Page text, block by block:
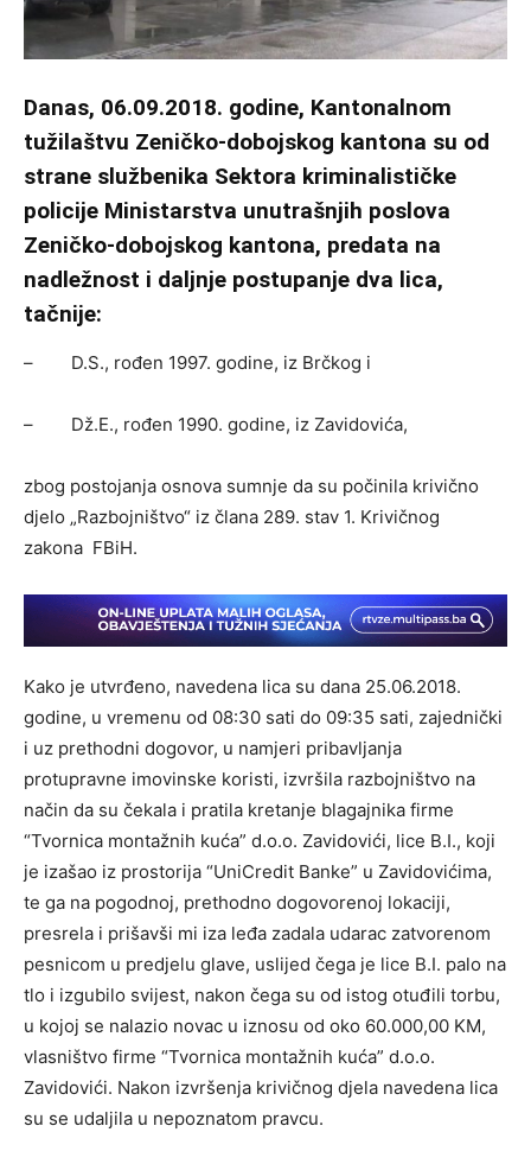
Danas, 06.09.2018. godine, Kantonalnom
tužilaštvu Zeničko-dobojskog kantona su od
strane službenika Sektora kriminalističke
policije Ministarstva unutrašnjih poslova
Zeničko-dobojskog kantona, predata na
nadležnost i daljnje postupanje dva lica,
tačnije:
– D.S., rođen 1997. godine, iz Brčkog i
– Dž.E., rođen 1990. godine, iz Zavidovića,
zbog postojanja osnova sumnje da su počinila krivično
djelo „Razbojništvo“ iz člana 289. stav 1. Krivičnog
zakona FBiH.
Kako je utvrđeno, navedena lica su dana 25.06.2018.
godine, u vremenu od 08:30 sati do 09:35 sati, zajednički
i uz prethodni dogovor, u namjeri pribavljanja
protupravne imovinske koristi, izvršila razbojništvo na
način da su čekala i pratila kretanje blagajnika firme
“Tvornica montažnih kuća” d.o.o. Zavidovići, lice B.I., koji
je izašao iz prostorija “UniCredit Banke” u Zavidovićima,
te ga na pogodnoj, prethodno dogovorenoj lokaciji,
presrela i prišavši mi iza leđa zadala udarac zatvorenom
pesnicom u predjelu glave, uslijed čega je lice B.I. palo na
tlo i izgubilo svijest, nakon čega su od istog otuđili torbu,
u kojoj se nalazio novac u iznosu od oko 60.000,00 KM,
vlasništvo firme “Tvornica montažnih kuća” d.o.o.
Zavidovići. Nakon izvršenja krivičnog djela navedena lica
su se udaljila u nepoznatom pravcu.